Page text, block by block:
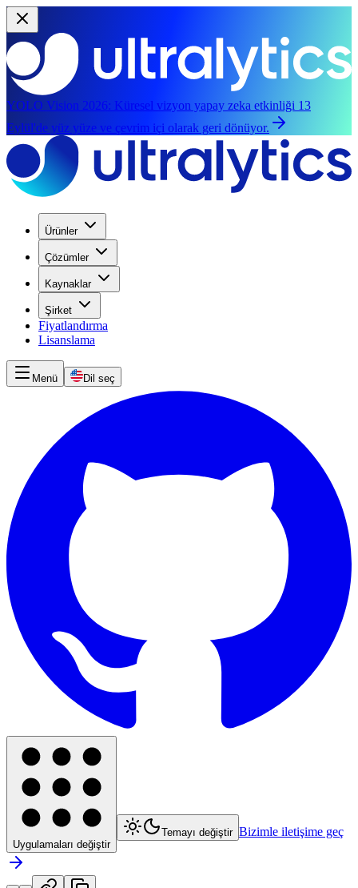
YOLO Vision 2026: Küresel vizyon yapay zeka etkinliği 13
Eylül'de yüz yüze ve çevrim içi olarak geri dönüyor.
Ürünler
Çözümler
Kaynaklar
Şirket
Fiyatlandırma
Lisanslama
Menü Dil seç
Uygulamaları değiştir
Temayı değiştir Bizimle iletişime geç